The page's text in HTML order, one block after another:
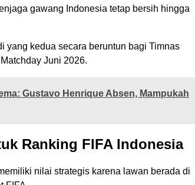
gawang Indonesia tetap bersih hingga
yang kedua secara beruntun bagi Timnas
Juni 2026.
Gustavo Henrique Absen, Mampukah
Ranking FIFA Indonesia
nilai strategis karena lawan berada di